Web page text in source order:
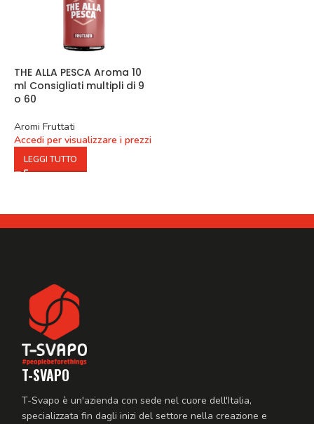
THE ALLA PESCA Aroma 10
ml Consigliati multipli di 9
o 60
Aromi Fruttati
Accedi per visualizzare i prezzi
LEGGI TUTTO
T-SVAPO
T-Svapo è un'azienda con sede nel cuore dell'Italia,
specializzata fin dagli inizi del settore nella creazione e